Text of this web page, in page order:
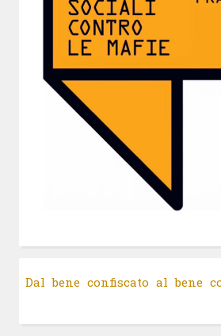
Dal bene confiscato al bene